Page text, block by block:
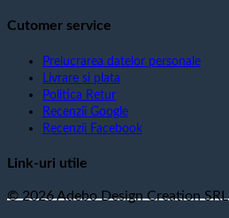
Cutomer service
Prelucrarea datelor personale
Livrare si plata
Politica Retur
Recenzii Google
Recenzii Facebook
Link-uri utile
© 2026 Adebo Design Creation SRL